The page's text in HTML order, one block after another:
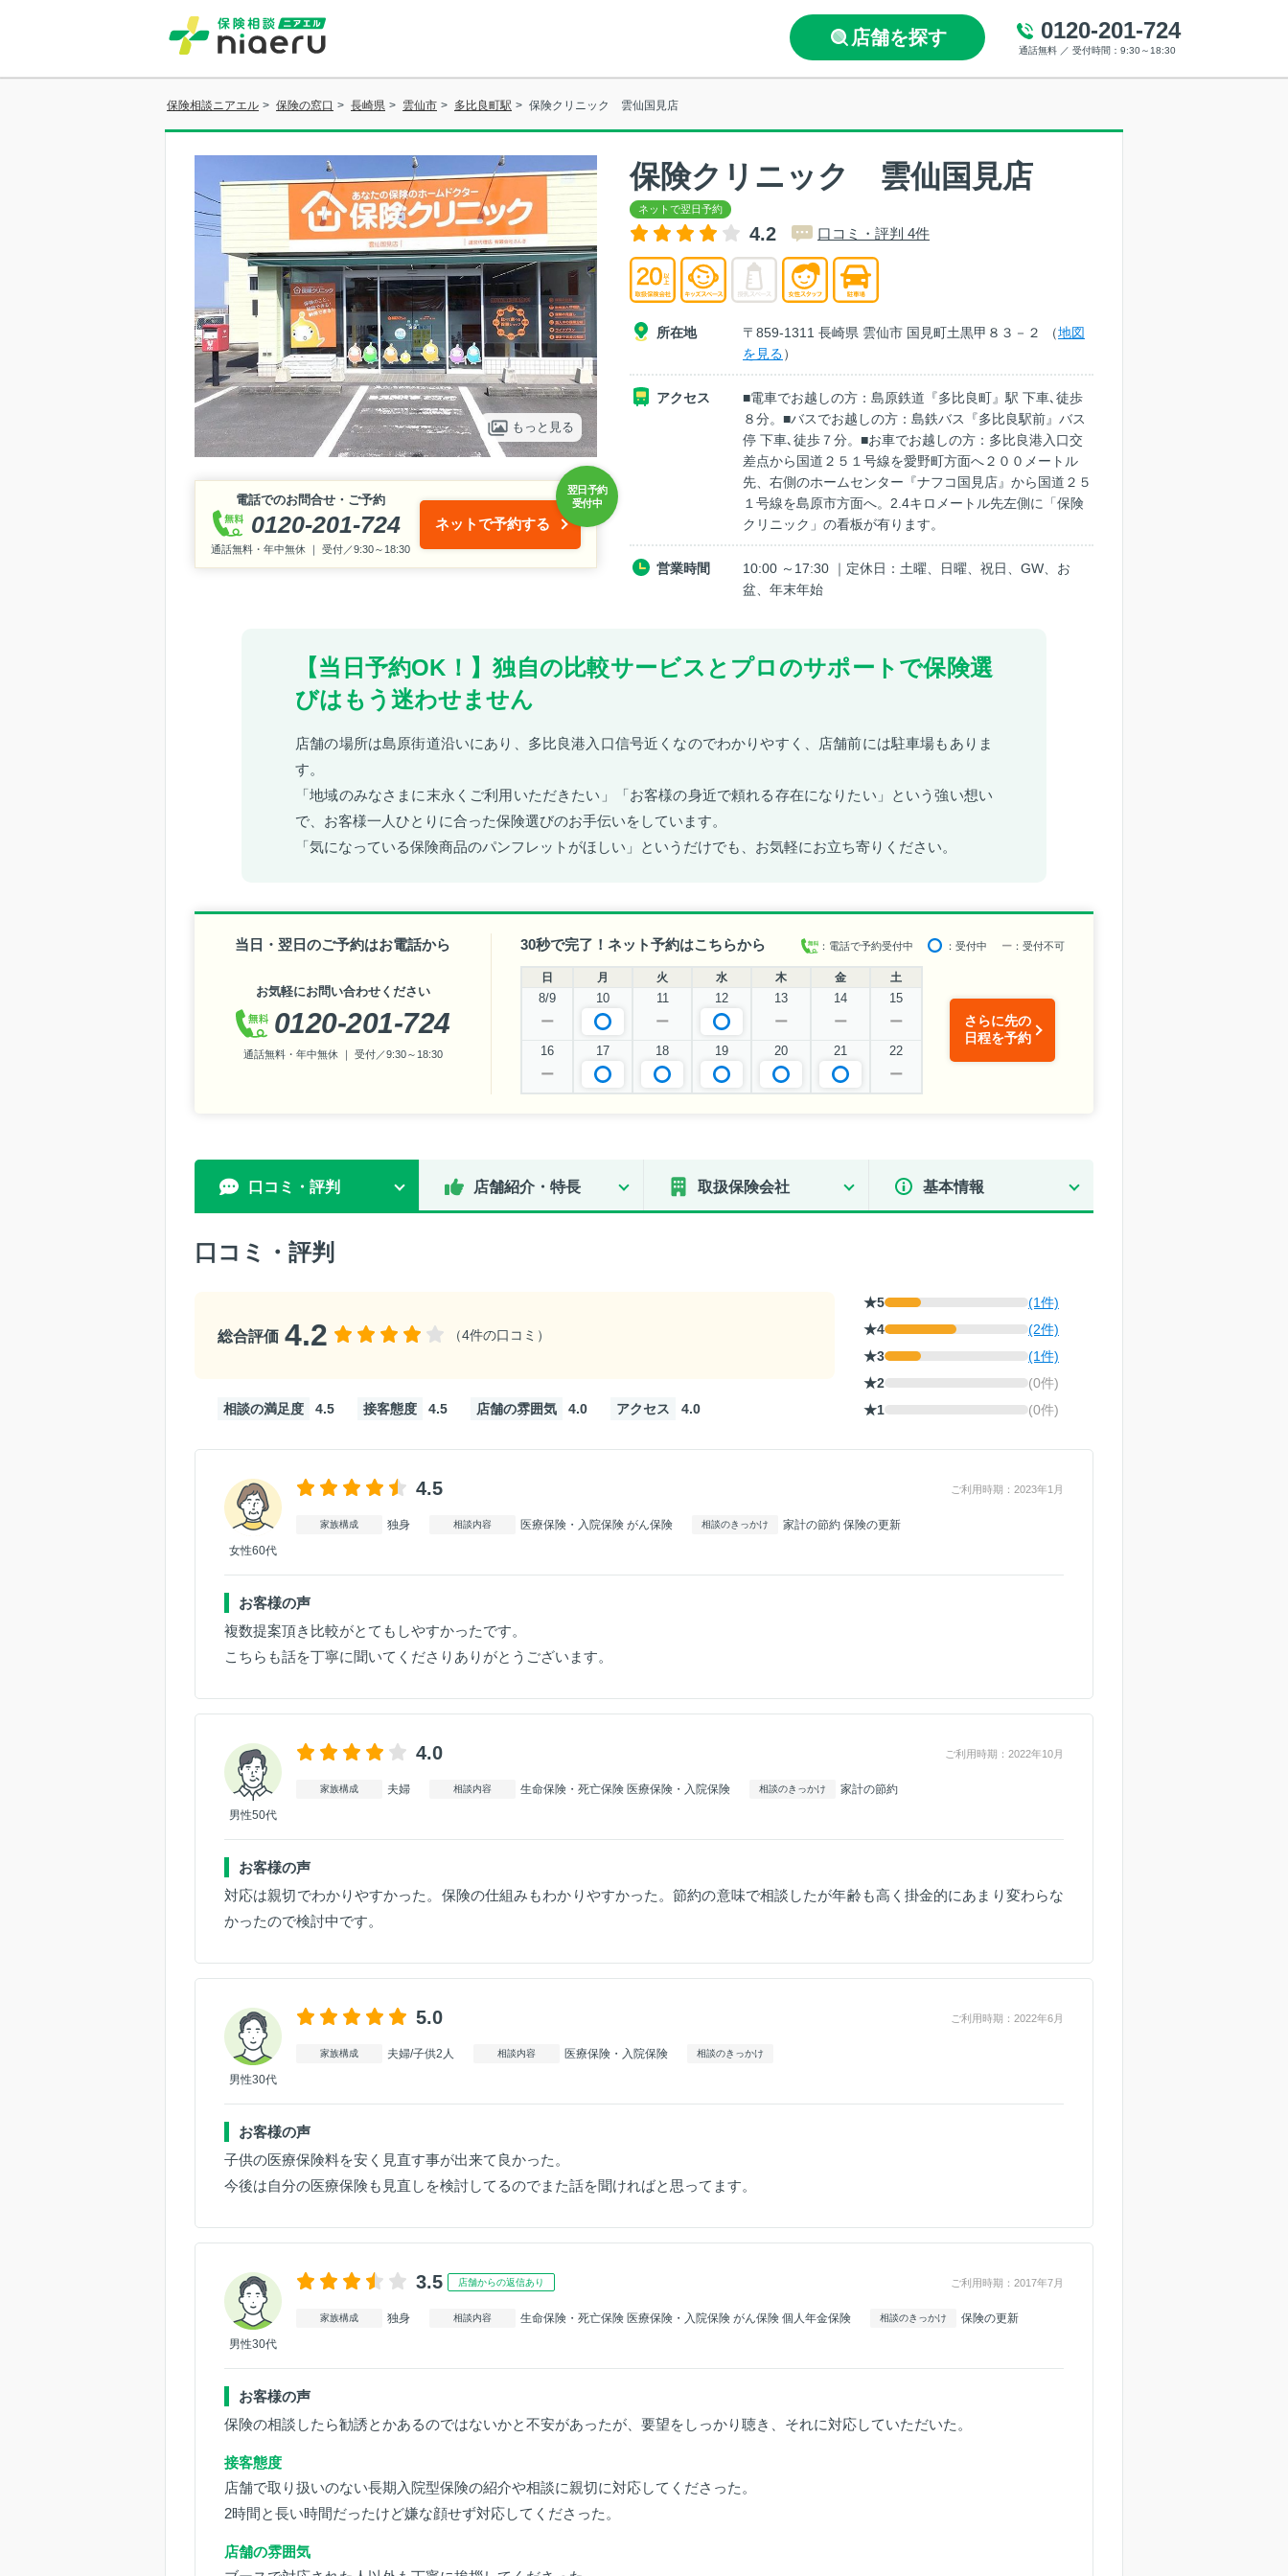
店舗を探す 0120-201-724
通話無料 ／ 受付時間：9:30～18:30
保険相談ニアエル > 保険の窓口 > 長崎県 > 雲仙市 > 多比良町駅 > 保険クリニック 雲仙国見店
もっと見る
電話でのお問合せ・ご予約
0120-201-724
通話無料・年中無休 ｜ 受付／9:30～18:30
ネットで予約する
保険クリニック 雲仙国見店
4.2 口コミ・評判 4件
所在地 〒859-1311 長崎県 雲仙市 国見町土黒甲８３－２ （地図
を見る）
アクセス
■電車でお越しの方：島原鉄道『多比良町』駅 下車､徒歩
８分。■バスでお越しの方：島鉄バス『多比良駅前』バス
停 下車､徒歩７分。■お車でお越しの方：多比良港入口交
差点から国道２５１号線を愛野町方面へ２００メートル
先、右側のホームセンター『ナフコ国見店』から国道２５
１号線を島原市方面へ。2.4キロメートル先左側に「保険
クリニック」の看板が有ります。
営業時間
10:00 ～17:30 ｜定休日：土曜、日曜、祝日、GW、お
盆、年末年始
【当日予約OK！】独自の比較サービスとプロのサポートで保険選
びはもう迷わせません
店舗の場所は島原街道沿いにあり、多比良港入口信号近くなのでわかりやすく、店舗前には駐車場もありま
す。
「地域のみなさまに末永くご利用いただきたい」「お客様の身近で頼れる存在になりたい」という強い想い
で、お客様一人ひとりに合った保険選びのお手伝いをしています。
「気になっている保険商品のパンフレットがほしい」というだけでも、お気軽にお立ち寄りください。
当日・翌日のご予約はお電話から
お気軽にお問い合わせください
0120-201-724
通話無料・年中無休 ｜ 受付／9:30～18:30
30秒で完了！ネット予約はこちらから ：電話で予約受付中 ：受付中 ー ：受付不可
日 月 火 水 木 金 土
8/9 10 11 12 13 14 15
ー ー ー ー ー
16 17 18 19 20 21 22
ー ー
さらに先の
日程を予約
口コミ・評判 店舗紹介・特長 取扱保険会社 基本情報
口コミ・評判
総合評価 4.2 （4件の口コミ）
相談の満足度 4.5 接客態度 4.5 店舗の雰囲気 4.0 アクセス 4.0
★5
(1件)
★4
(2件)
★3
(1件)
★2
(0件)
★1
(0件)
女性60代
4.5 ご利用時期：2023年1月
家族構成 独身 相談内容 医療保険・入院保険 がん保険 相談のきっかけ 家計の節約 保険の更新
お客様の声
複数提案頂き比較がとてもしやすかったです。
こちらも話を丁寧に聞いてくださりありがとうございます。
男性50代
4.0 ご利用時期：2022年10月
家族構成 夫婦 相談内容 生命保険・死亡保険 医療保険・入院保険 相談のきっかけ 家計の節約
お客様の声
対応は親切でわかりやすかった。保険の仕組みもわかりやすかった。節約の意味で相談したが年齢も高く掛金的にあまり変わらな
かったので検討中です。
男性30代
5.0 ご利用時期：2022年6月
家族構成 夫婦/子供2人 相談内容 医療保険・入院保険 相談のきっかけ
お客様の声
子供の医療保険料を安く見直す事が出来て良かった。
今後は自分の医療保険も見直しを検討してるのでまた話を聞ければと思ってます。
男性30代
3.5 店舗からの返信あり ご利用時期：2017年7月
家族構成 独身 相談内容 生命保険・死亡保険 医療保険・入院保険 がん保険 個人年金保険 相談のきっかけ 保険の更新
お客様の声
保険の相談したら勧誘とかあるのではないかと不安があったが、要望をしっかり聴き、それに対応していただいた。
接客態度
店舗で取り扱いのない長期入院型保険の紹介や相談に親切に対応してくださった。
2時間と長い時間だったけど嫌な顔せず対応してくださった。
店舗の雰囲気